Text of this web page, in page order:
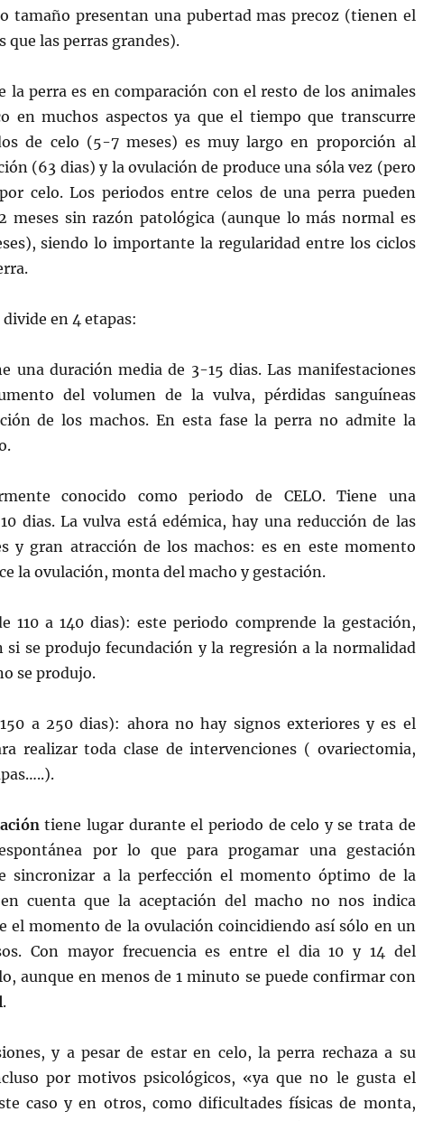
tamaño presentan una pubertad mas precoz (tienen el
que las perras grandes).
la perra es en comparación con el resto de los animales
en muchos aspectos ya que el tiempo que transcurre
de celo (5-7 meses) es muy largo en proporción al
(63 dias) y la ovulación de produce una sóla vez (pero
celo. Los periodos entre celos de una perra pueden
meses sin razón patológica (aunque lo más normal es
siendo lo importante la regularidad entre los ciclos
en 4 etapas:
una duración media de 3-15 dias. Las manifestaciones
del volumen de la vulva, pérdidas sanguíneas
de los machos. En esta fase la perra no admite la
conocido como periodo de CELO. Tiene una
dias. La vulva está edémica, hay una reducción de las
y gran atracción de los machos: es en este momento
la ovulación, monta del macho y gestación.
110 a 140 dias): este periodo comprende la gestación,
si se produjo fecundación y la regresión a la normalidad
se produjo.
a 250 dias): ahora no hay signos exteriores y es el
realizar toda clase de intervenciones ( ovariectomia,
tiene lugar durante el periodo de celo y se trata de
por lo que para progamar una gestación
sincronizar a la perfección el momento óptimo de la
cuenta que la aceptación del macho no nos indica
el momento de la ovulación coincidiendo así sólo en un
Con mayor frecuencia es entre el dia 10 y 14 del
aunque en menos de 1 minuto se puede confirmar con
.
y a pesar de estar en celo, la perra rechaza a su
por motivos psicológicos, «ya que no le gusta el
caso y en otros, como dificultades físicas de monta,